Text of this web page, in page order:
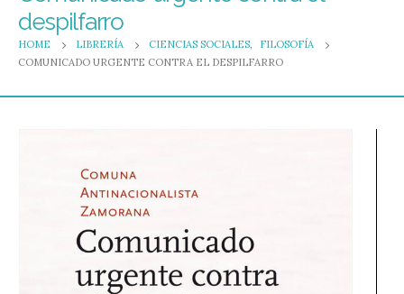
despilfarro
HOME LIBRERÍA CIENCIAS SOCIALES,
FILOSOFÍA
COMUNICADO URGENTE CONTRA EL DESPILFARRO